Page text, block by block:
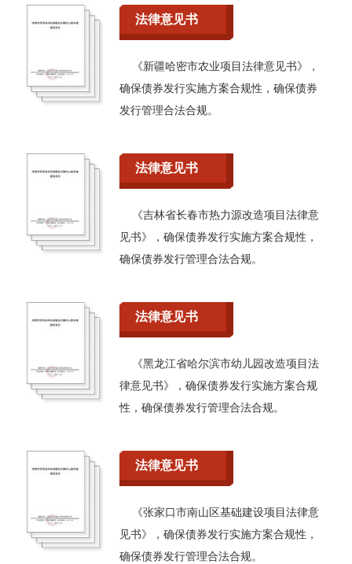
法律意见书
《新疆哈密市农业项目法律意见书》，
确保债券发行实施方案合规性，确保债券
发行管理合法合规。
法律意见书
《吉林省长春市热力源改造项目法律意
见书》，确保债券发行实施方案合规性，
确保债券发行管理合法合规。
法律意见书
《黑龙江省哈尔滨市幼儿园改造项目法
律意见书》，确保债券发行实施方案合规
性，确保债券发行管理合法合规。
法律意见书
《张家口市南山区基础建设项目法律意
见书》，确保债券发行实施方案合规性，
确保债券发行管理合法合规。